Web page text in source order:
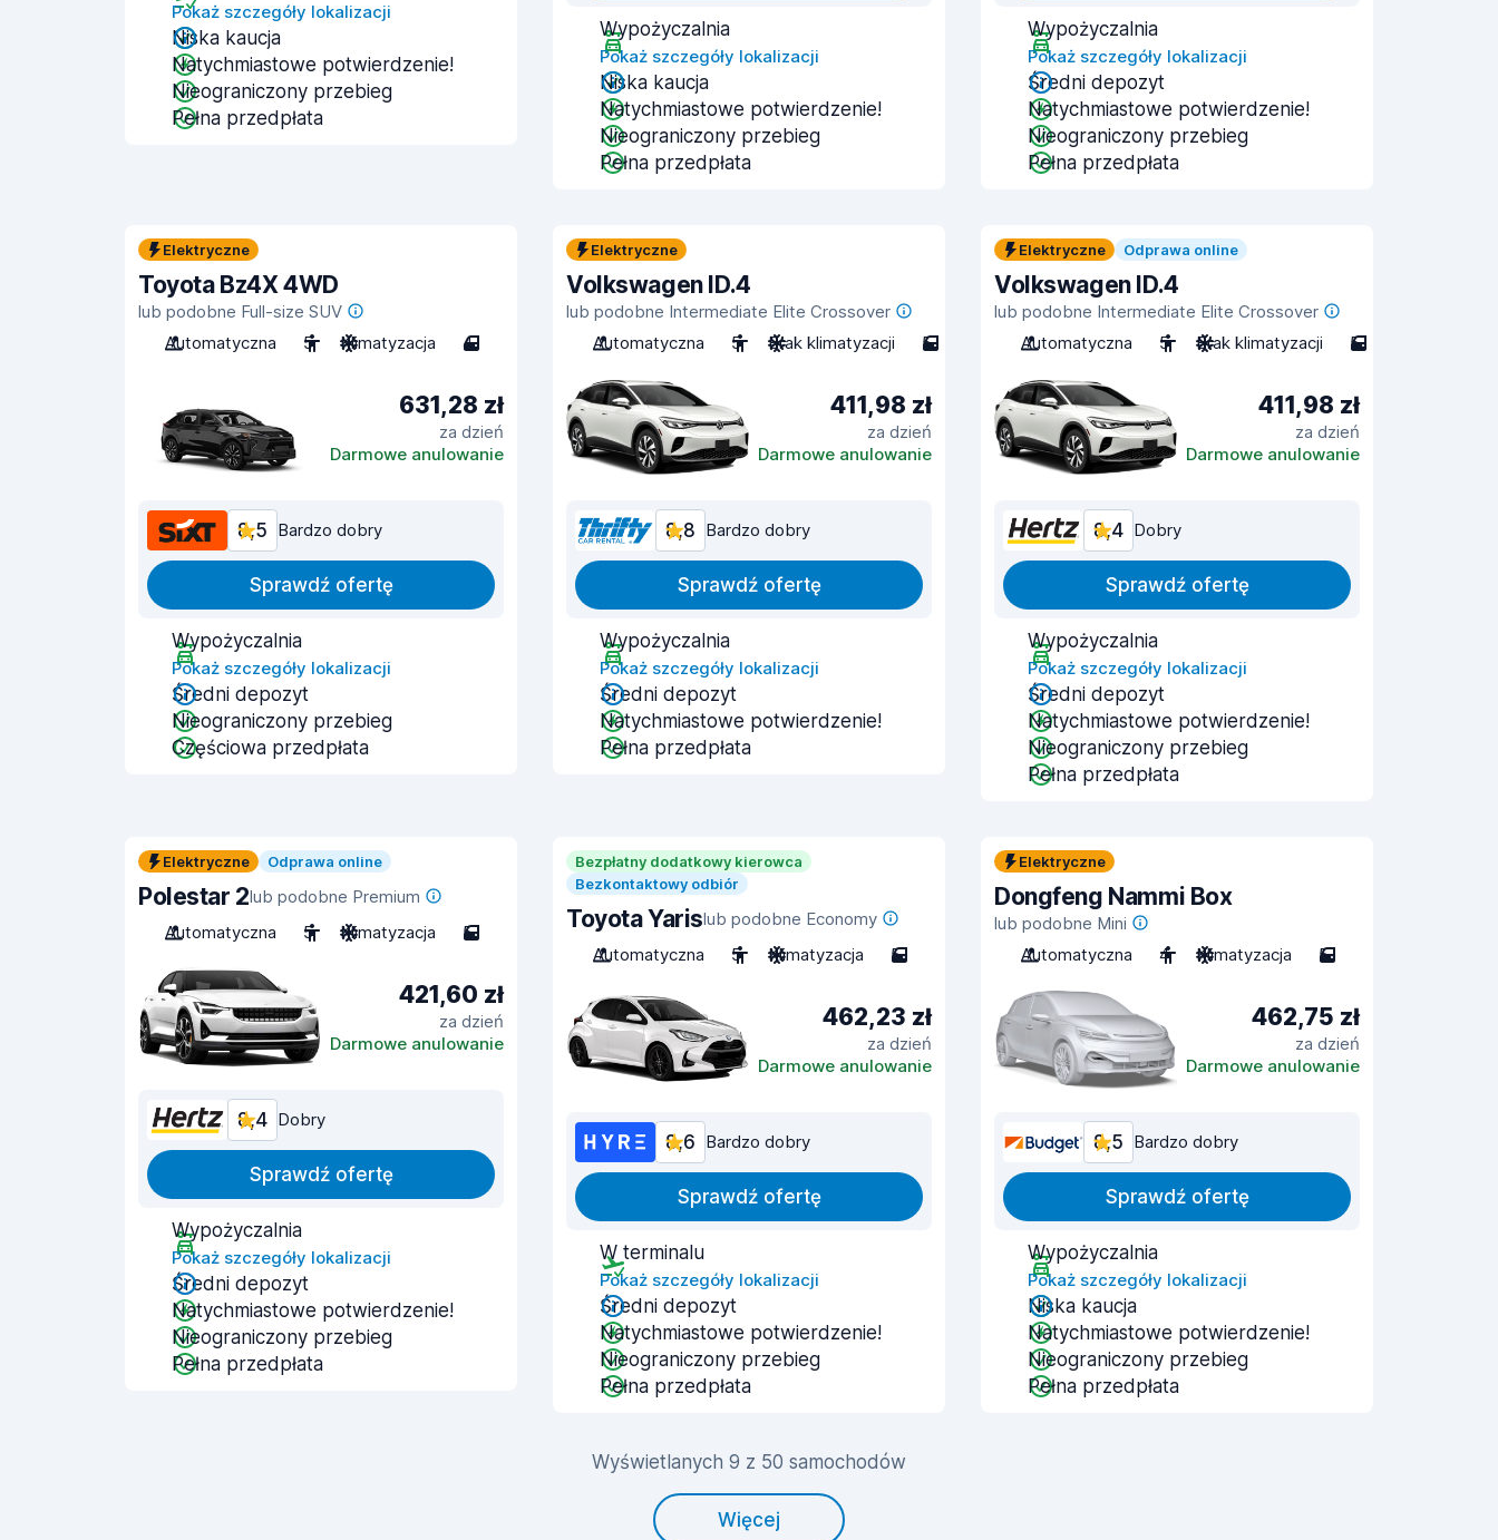
Pokaż szczegóły lokalizacji
Niska kaucja
Natychmiastowe potwierdzenie!
Nieograniczony przebieg
Pełna przedpłata
Wypożyczalnia
Pokaż szczegóły lokalizacji
Niska kaucja
Natychmiastowe potwierdzenie!
Nieograniczony przebieg
Pełna przedpłata
Wypożyczalnia
Pokaż szczegóły lokalizacji
Średni depozyt
Natychmiastowe potwierdzenie!
Nieograniczony przebieg
Pełna przedpłata
Elektryczne
Toyota Bz4X 4WD
lub podobne Full-size SUV
Automatyczna
5 Klimatyzacja 4
631,28 zł
za dzień
Darmowe anulowanie
8,5 Bardzo dobry
Sprawdź ofertę
Wypożyczalnia
Pokaż szczegóły lokalizacji
Średni depozyt
Nieograniczony przebieg
Częściowa przedpłata
Elektryczne
Volkswagen ID.4
lub podobne Intermediate Elite Crossover
Automatyczna
5 Brak klimatyzacji 5
411,98 zł
za dzień
Darmowe anulowanie
8,8 Bardzo dobry
Sprawdź ofertę
Wypożyczalnia
Pokaż szczegóły lokalizacji
Średni depozyt
Natychmiastowe potwierdzenie!
Pełna przedpłata
Elektryczne Odprawa online
Volkswagen ID.4
lub podobne Intermediate Elite Crossover
Automatyczna
5 Brak klimatyzacji 5
411,98 zł
za dzień
Darmowe anulowanie
8,4 Dobry
Sprawdź ofertę
Wypożyczalnia
Pokaż szczegóły lokalizacji
Średni depozyt
Natychmiastowe potwierdzenie!
Nieograniczony przebieg
Pełna przedpłata
Elektryczne Odprawa online
Polestar 2lub podobne Premium
Automatyczna
5 Klimatyzacja 5
421,60 zł
za dzień
Darmowe anulowanie
8,4 Dobry
Sprawdź ofertę
Wypożyczalnia
Pokaż szczegóły lokalizacji
Średni depozyt
Natychmiastowe potwierdzenie!
Nieograniczony przebieg
Pełna przedpłata
Bezpłatny dodatkowy kierowca
Bezkontaktowy odbiór
Toyota Yarislub podobne Economy
Automatyczna
5 Klimatyzacja 5
462,23 zł
za dzień
Darmowe anulowanie
8,6 Bardzo dobry
Sprawdź ofertę
W terminalu
Pokaż szczegóły lokalizacji
Średni depozyt
Natychmiastowe potwierdzenie!
Nieograniczony przebieg
Pełna przedpłata
Elektryczne
Dongfeng Nammi Box
lub podobne Mini
Automatyczna
4 Klimatyzacja 5
462,75 zł
za dzień
Darmowe anulowanie
8,5 Bardzo dobry
Sprawdź ofertę
Wypożyczalnia
Pokaż szczegóły lokalizacji
Niska kaucja
Natychmiastowe potwierdzenie!
Nieograniczony przebieg
Pełna przedpłata
Wyświetlanych 9 z 50 samochodów
Więcej